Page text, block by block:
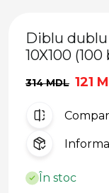
Diblu
10X100 (100
314 MDL 121
În stoc